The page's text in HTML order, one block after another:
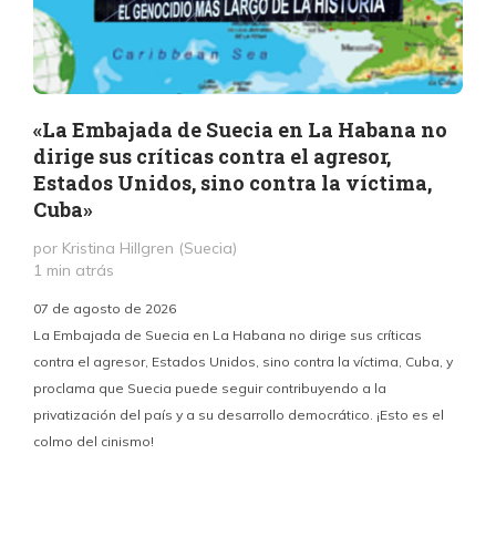
«La Embajada de Suecia en La Habana no
dirige sus críticas contra el agresor,
Estados Unidos, sino contra la víctima,
Cuba»
por Kristina Hillgren (Suecia)
1 min atrás
07 de agosto de 2026
La Embajada de Suecia en La Habana no dirige sus críticas
contra el agresor, Estados Unidos, sino contra la víctima, Cuba, y
proclama que Suecia puede seguir contribuyendo a la
privatización del país y a su desarrollo democrático. ¡Esto es el
colmo del cinismo!